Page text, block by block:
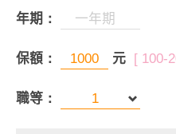
年期：
保額： 元 [ 100-
職等：